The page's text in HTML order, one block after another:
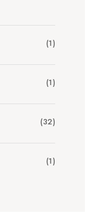
(1)
(1)
(32)
(1)